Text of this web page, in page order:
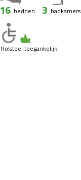
16 bedden 3 badkamers
Rolstoel toegankelijk